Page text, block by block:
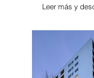
Leer más y